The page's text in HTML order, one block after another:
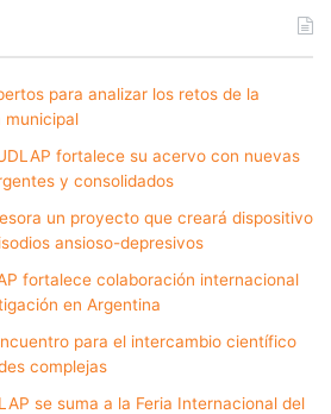
para analizar los retos de la
municipal
fortalece su acervo con nuevas
y consolidados
un proyecto que creará dispositivo
ansioso-depresivos
fortalece colaboración internacional
en Argentina
para el intercambio científico
complejas
se suma a la Feria Internacional del